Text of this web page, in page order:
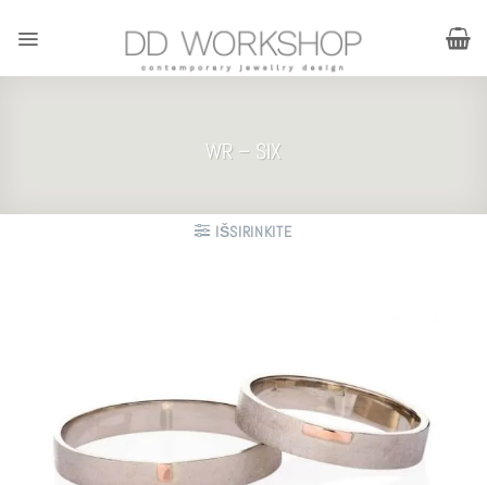
WR – SIX
IŠSIRINKITE